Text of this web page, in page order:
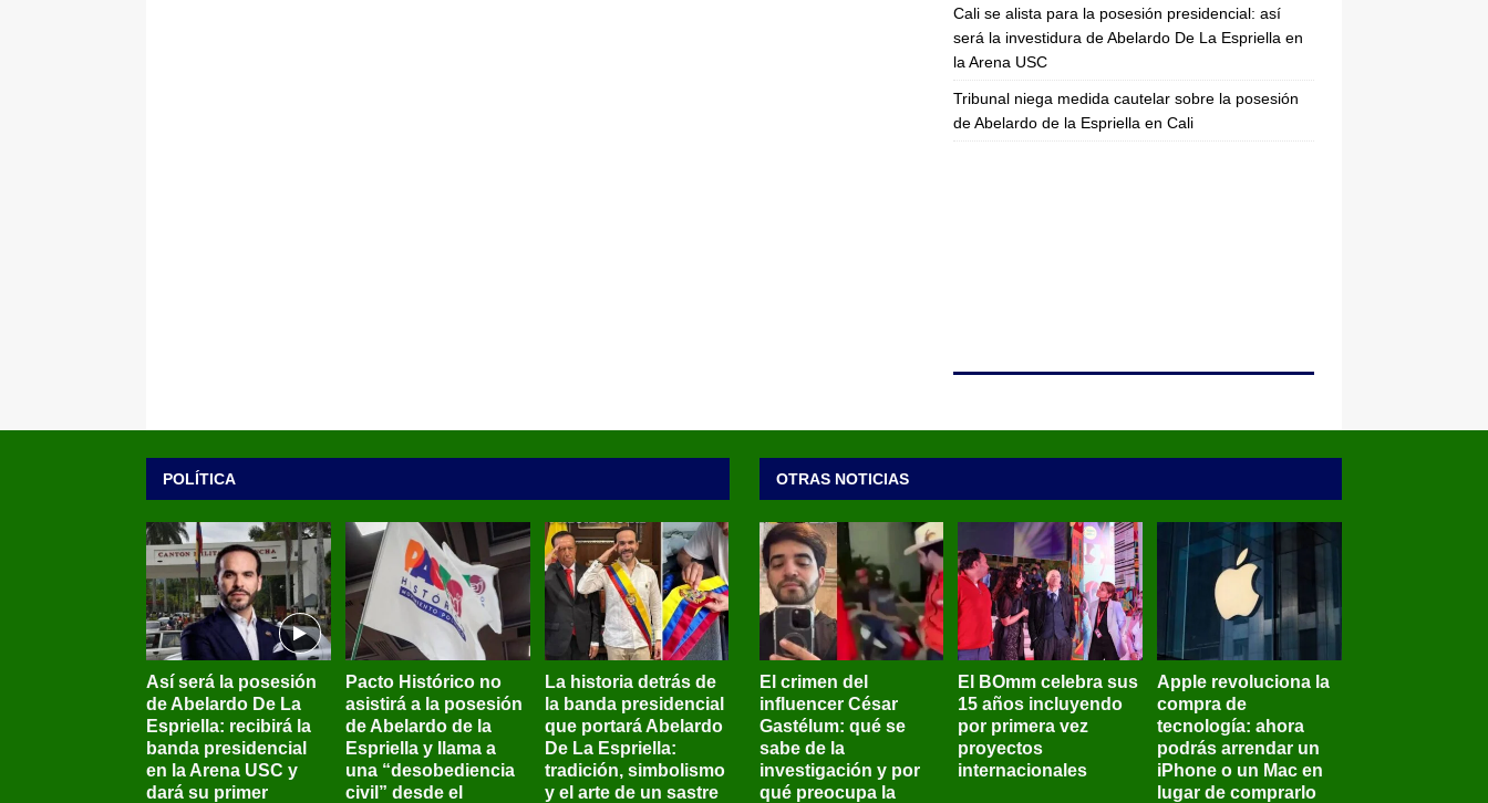
Cali se alista para la posesión presidencial: así
será la investidura de Abelardo De La Espriella en
la Arena USC
Tribunal niega medida cautelar sobre la posesión
de Abelardo de la Espriella en Cali
POLÍTICA
Así será la posesión
de Abelardo De La
Espriella: recibirá la
banda presidencial
en la Arena USC y
dará su primer
Pacto Histórico no
asistirá a la posesión
de Abelardo de la
Espriella y llama a
una “desobediencia
civil” desde el
La historia detrás de
la banda presidencial
que portará Abelardo
De La Espriella:
tradición, simbolismo
y el arte de un sastre
OTRAS NOTICIAS
El crimen del
influencer César
Gastélum: qué se
sabe de la
investigación y por
qué preocupa la
El BOmm celebra sus
15 años incluyendo
por primera vez
proyectos
internacionales
Apple revoluciona la
compra de
tecnología: ahora
podrás arrendar un
iPhone o un Mac en
lugar de comprarlo